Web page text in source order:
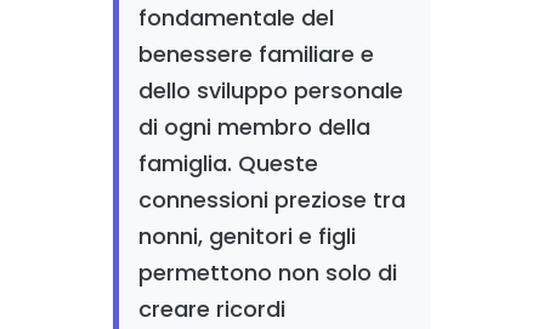
fondamentale del
benessere familiare e
dello sviluppo personale
di ogni membro della
famiglia. Queste
connessioni preziose tra
nonni, genitori e figli
permettono non solo di
creare ricordi